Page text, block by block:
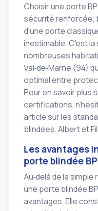
Choisir une porte
sécurité renforcée,
d'une porte
inestimable. C'est
nombreuses
Val‑de‑Marne (94)
optimal entre
Pour en savoir plus
certifications,
article sur les
blindées. Albert et
Les avantages
porte blindée
Au‑delà de la
une porte blindée
avantages. Elle